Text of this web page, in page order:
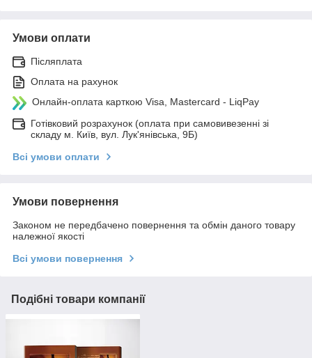
Умови оплати
Післяплата
Оплата на рахунок
Онлайн-оплата карткою Visa, Mastercard - LiqPay
Готівковий розрахунок (оплата при самовивезенні зі
складу м. Київ, вул. Лук'янівська, 9Б)
Всі умови оплати
Умови повернення
Законом не передбачено повернення та обмін даного товару
належної якості
Всі умови повернення
Подібні товари компанії